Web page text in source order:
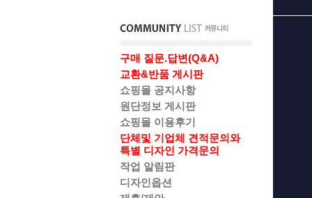
구매 질문.답변(Q&A)
교환&반품 게시판
쇼핑몰 공지사항
원단정보 게시판
쇼핑몰 이용후기
단체및 기업체 견적문의와
특별 디자인 가격문의
작업 알림판
디자인옵션